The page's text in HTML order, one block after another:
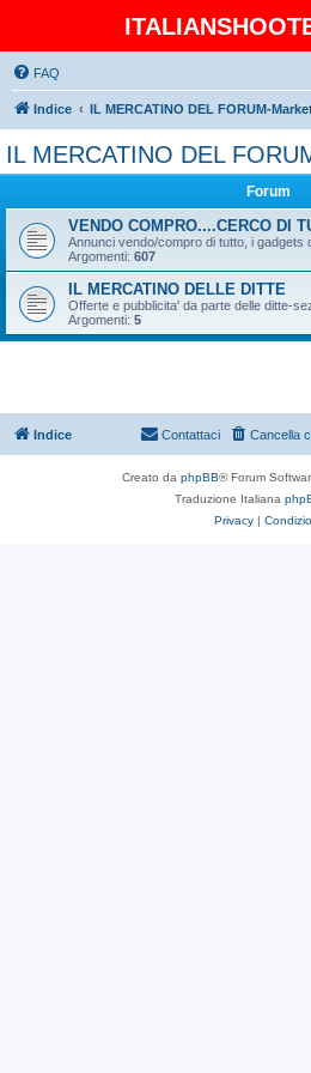
FAQ
Indice IL MERCATINO DEL FORUM-
IL MERCATINO DEL
Forum
VENDO COMPRO....CERCO DI
Annunci vendo/compro di tutto, i gadgets
Argomenti: 607
IL MERCATINO DELLE DITTE
Offerte e pubblicita' da parte delle ditte-
Argomenti: 5
Indice Cancella
Contattaci
Creato da phpBB® Forum
Traduzione Italiana
Privacy |